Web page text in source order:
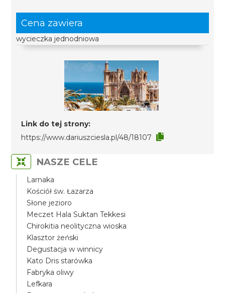
Cena zawiera
wycieczka jednodniowa
Link do tej strony:
https://www.dariuszciesla.pl/48/18107
NASZE CELE
Larnaka
Kościół św. Łazarza
Słone jezioro
Meczet Hala Suktan Tekkesi
Chirokitia neolityczna wioska
Klasztor żeński
Degustacja w winnicy
Kato Dris starówka
Fabryka oliwy
Lefkara